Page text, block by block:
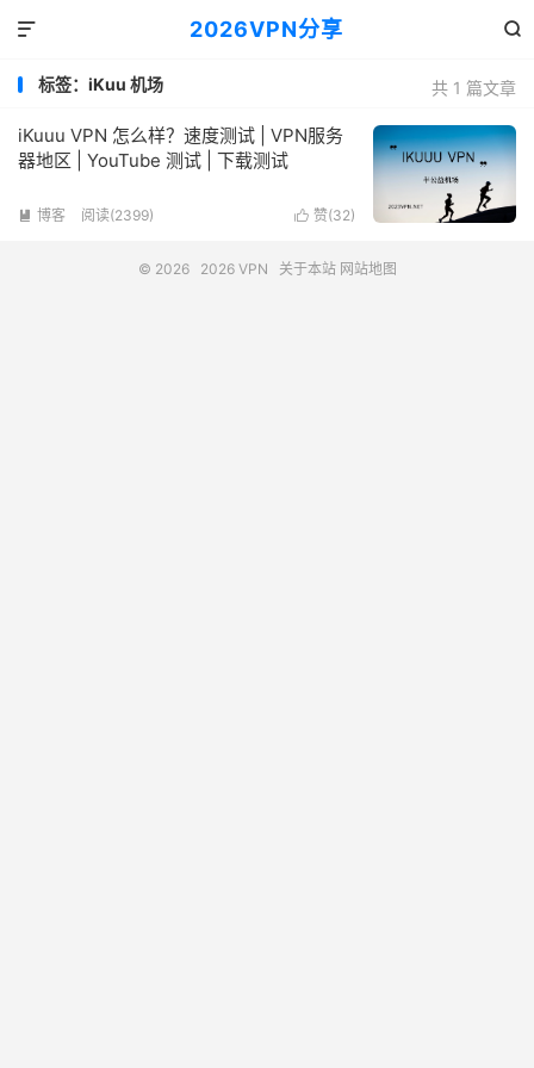
2026VPN分享 

共 1 篇文章
标签：iKuu 机场
iKuuu VPN 怎么样？速度测试 | VPN服务
器地区 | YouTube 测试 | 下载测试
 赞(32)
 博客 阅读(2399)
© 2026 2026 VPN 关于本站 网站地图